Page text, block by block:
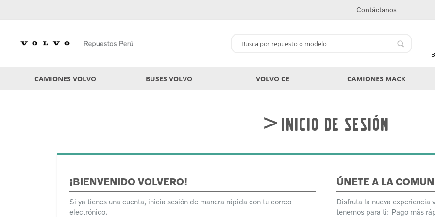
Contáctanos
CAMIONES VOLVO BUSES VOLVO VOLVO CE CAMIONES MACK
Inicio de sesión
¡BIENVENIDO VOLVERO!
Si ya tienes una cuenta, inicia sesión de manera rápida con tu correo
electrónico.
ÚNETE A LA
Disfruta la nueva experiencia
tenemos para ti: Pago más